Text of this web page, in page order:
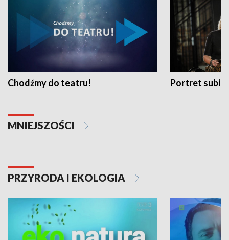
Chodźmy do teatru! Portret
MNIEJSZOŚCI
PRZYRODA I EKOLOGIA